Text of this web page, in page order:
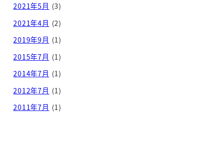
2021年5月 (3)
2021年4月 (2)
2019年9月 (1)
2015年7月 (1)
2014年7月 (1)
2012年7月 (1)
2011年7月 (1)